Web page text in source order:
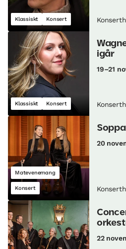
Klassiskt Konsert
Klassiskt Konsert
igår
19–21
Matevenemang
Konsert
20
22